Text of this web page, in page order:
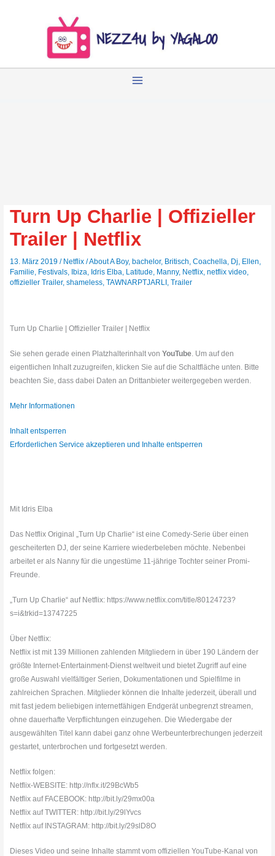
Turn Up Charlie | Offizieller
Trailer | Netflix
13. März 2019/ Netflix /About A Boy,bachelor, Britisch ,Coachella Dj Ellen
Familie Festivals Ibiza Idris Elba Latitude Manny, Netflix ,netflix video
offizieller Trailer,shameless ,TAWNARPTJARLI ,Trailer
Turn Up Charlie | Offizieller Trailer | Netflix
Sie sehen gerade einen Platzhalterinhalt vonYouTube. Um auf den
eigentlichen Inhalt zuzugreifen, klicken Sie auf die Schaltfläche unten. Bitte
beachten Sie, dass dabei Daten an Drittanbieter weitergegeben werden.
Mehr Informationen
Inhalt entsperren
Erforderlichen Service akzeptieren und Inhalte entsperren
Mit Idris Elba
Das Netflix Original „Turn Up Charlie“ ist eine Comedy-Serie über einen
gescheiterten DJ, der seine Karriere wiederbeleben möchte. Nebenbei
arbeitet er als Nanny für die ungestüme 11-jährige Tochter seiner Promi-
Freunde.
„Turn Up Charlie“ auf Netflix: https://www.netflix.com/title/80124723?
s=i&trkid=13747225
Über Netflix:
Netflix ist mit 139 Millionen zahlenden Mitgliedern in über 190 Ländern der
größte Internet-Entertainment-Dienst weltweit und bietet Zugriff auf eine
große Auswahl vielfältiger Serien, Dokumentationen und Spielfilme in
zahlreichen Sprachen. Mitglieder können die Inhalte jederzeit, überall und
mit fast jedem beliebigen internetfähigen Endgerät unbegrenzt streamen,
ohne dauerhafte Verpflichtungen einzugehen. Die Wiedergabe der
ausgewählten Titel kann dabei ganz ohne Werbeunterbrechungen jederzeit
gestartet, unterbrochen und fortgesetzt werden.
Netflix folgen:
Netflix-WEBSITE: http://nflx.it/29BcWb5
Netflix auf FACEBOOK: http://bit.ly/29mx00a
Netflix auf TWITTER: http://bit.ly/29lYvcs
Netflix auf INSTAGRAM: http://bit.ly/29slD8O
Dieses Video und seine Inhalte stammt vom offiziellen YouTube-Kanal von